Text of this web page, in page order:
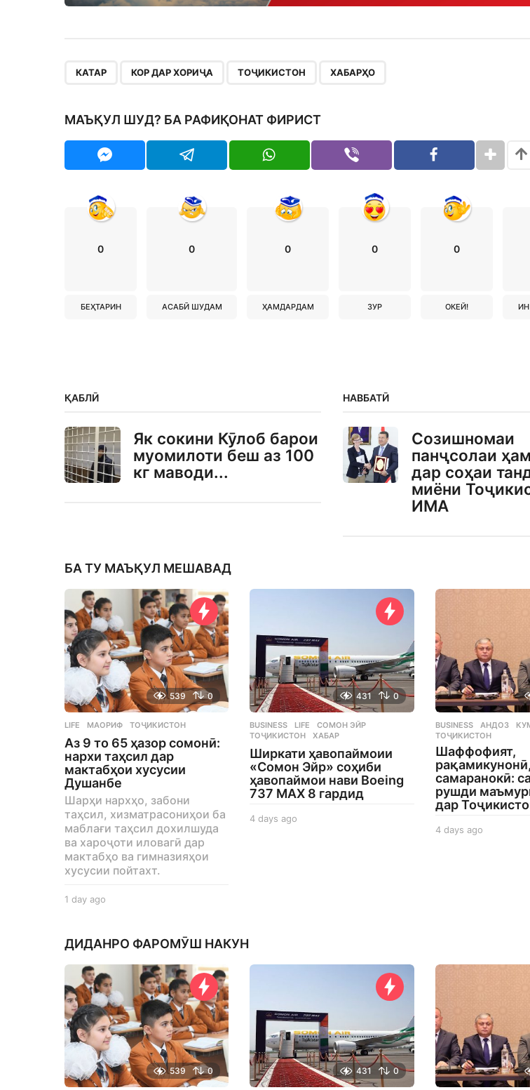
КАТАР КОР ДАР ХОРИҶА ТОҶИКИСТОН ХАБАРҲО
МАЪҚУЛ ШУД? БА РАФИҚОНАТ ФИРИСТ
0
БЕҲТАРИН
0
АСАБӢ ШУДАМ
0
ҲАМДАРДАМ
0
ЗУР
0
ОКЕЙ!
ҚАБЛӢ
Як сокини Кӯлоб барои
муомилоти беш аз 100
кг маводи...
НАВБАТӢ
Созишномаи
панҷсолаи
дар соҳаи
миёни
ИМА
БА ТУ МАЪҚУЛ МЕШАВАД
539 0
LIFE МАОРИФ ,ТОҶИКИСТОН
Аз 9 то 65 ҳазор сомонӣ:
нархи таҳсил дар
мактабҳои хусусии
Душанбе
Шарҳи нархҳо, забони
таҳсил, хизматрасониҳои ба
маблағи таҳсил дохилшуда
ва хароҷоти иловагӣ дар
мактабҳо ва гимназияҳои
хусусии пойтахт.
1 day ago
y
g
o
431 0
BUSINESS ,LIFE СОМОН ЭЙР
ТОҶИКИСТОН
,ХАБАР
Ширкати ҳавопаймоии
«Сомон Эйр» соҳиби
ҳавопаймои нави Boeing
737 MAX 8 гардид
4 days ago
BUSINESS АНДОЗ ,
ТОҶИКИСТОН
Шаффофият,
рақамикунонӣ,
самаранокӣ:
рушди
дар
4 days ago
ДИДАНРО ФАРОМӮШ НАКУН
539 0 431 0